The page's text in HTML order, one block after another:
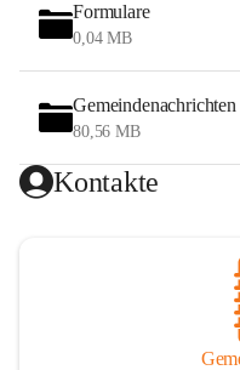
Formulare
0,04 MB
Gemeindenachrichten
80,56 MB
Kontakte